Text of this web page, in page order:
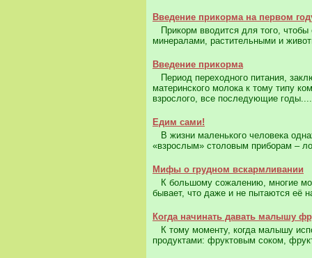
Введение прикорма на первом
Прикорм вводится для того, чтобы
минералами, растительными и
Введение прикорма
Период переходного питания,
материнского молока к тому типу
взрослого, все последующие
Едим сами!
В жизни маленького человека
«взрослым» столовым приборам –
Мифы о грудном вскармливании
К большому сожалению, многие
бывает, что даже и не пытаются её
Когда начинать давать малышу
К тому моменту, когда малышу
продуктами: фруктовым соком,